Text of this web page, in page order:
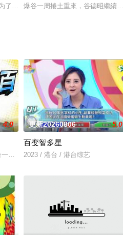
合作，完成所有
了争取BL剧男主角，进行7天6夜的限
爆谷一周捲土重來，谷德昭繼續
湾美食教学类节目收视
4.0
一档娱乐新闻节目，每天报道最新的娱
更新20260806 5.0
百变智多星
2023 / 港台 / 港台综艺